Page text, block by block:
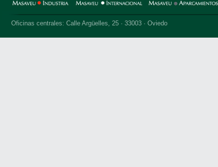
Oficinas centrales: Calle Argüelles, 25 · 33003 · Oviedo